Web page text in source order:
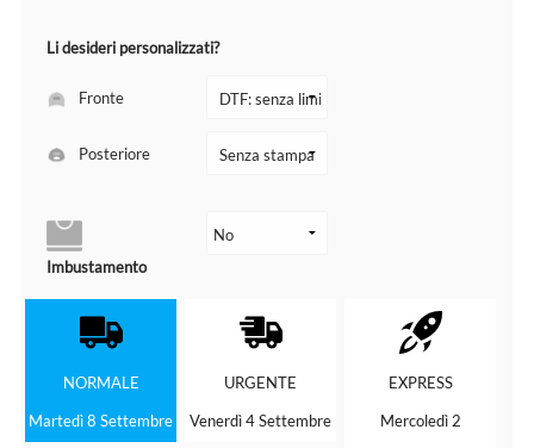
Li desideri personalizzati?
Fronte
Posteriore
Imbustamento
NORMALE
Martedì 8 Settembre
URGENTE
Venerdì 4 Settembre
EXPRESS
Mercoledì 2